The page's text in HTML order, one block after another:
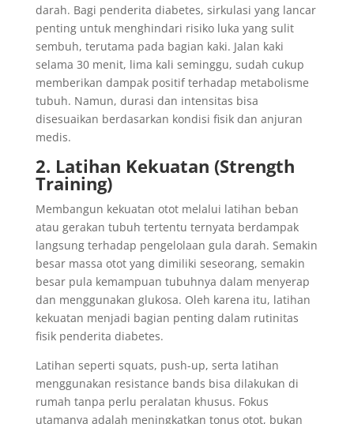
darah. Bagi penderita diabetes, sirkulasi yang lancar
penting untuk menghindari risiko luka yang sulit
sembuh, terutama pada bagian kaki. Jalan kaki
selama 30 menit, lima kali seminggu, sudah cukup
memberikan dampak positif terhadap metabolisme
tubuh. Namun, durasi dan intensitas bisa
disesuaikan berdasarkan kondisi fisik dan anjuran
medis.
2. Latihan Kekuatan (Strength
Training)
Membangun kekuatan otot melalui latihan beban
atau gerakan tubuh tertentu ternyata berdampak
langsung terhadap pengelolaan gula darah. Semakin
besar massa otot yang dimiliki seseorang, semakin
besar pula kemampuan tubuhnya dalam menyerap
dan menggunakan glukosa. Oleh karena itu, latihan
kekuatan menjadi bagian penting dalam rutinitas
fisik penderita diabetes.
Latihan seperti squats, push-up, serta latihan
menggunakan resistance bands bisa dilakukan di
rumah tanpa perlu peralatan khusus. Fokus
utamanya adalah meningkatkan tonus otot, bukan